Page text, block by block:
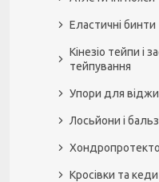
Еластичні бинти
Кінезіо тейпи і
тейпування
Упори для
Лосьйони і
Кросівки та кеди